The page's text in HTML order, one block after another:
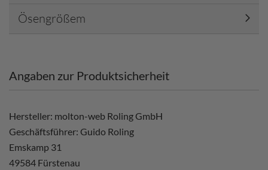
Ösengrößem
Angaben zur Produktsicherheit
Hersteller: molton-web Roling GmbH
Geschäftsführer: Guido Roling
Emskamp 31
49584 Fürstenau